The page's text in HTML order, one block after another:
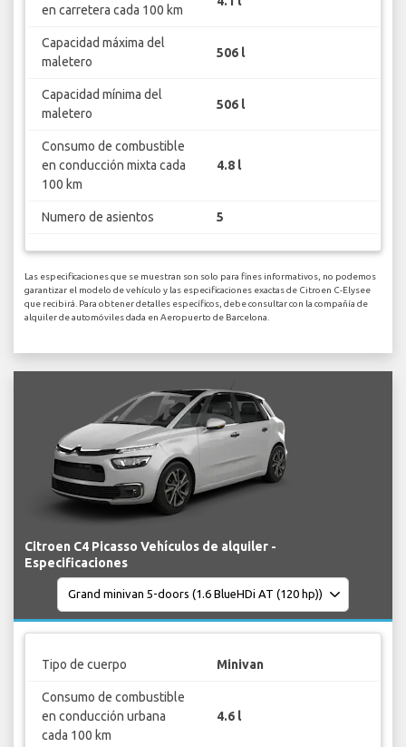
en carretera cada 100 km
Capacidad máxima del
maletero
506 l
Capacidad mínima del
maletero
506 l
Consumo de combustible
en conducción mixta cada
100 km
4.8 l
Numero de asientos 5
Las especificaciones que se muestran son solo para fines informativos, no podemos
garantizar el modelo de vehículo y las especificaciones exactas de Citroen C-Elysee
que recibirá. Para obtener detalles específicos, debe consultar con la compañía de
alquiler de automóviles dada en Aeropuerto de Barcelona.
Citroen C4 Picasso Vehículos de alquiler -
Especificaciones
Tipo de cuerpo Minivan
Consumo de combustible
en conducción urbana
cada 100 km
4.6 l